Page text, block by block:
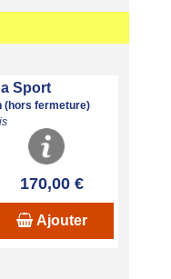
Sport
(hors fermeture)
170,00 €
Ajouter